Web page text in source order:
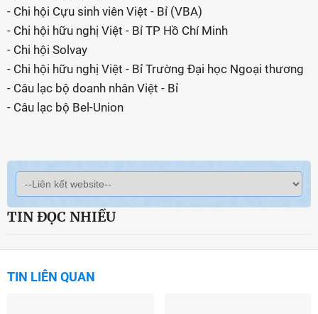
- Chi hội Cựu sinh viên Việt - Bỉ (VBA)
- Chi hội hữu nghị Việt - Bỉ TP Hồ Chí Minh
- Chi hội Solvay
- Chi hội hữu nghị Việt - Bỉ Trường Đại học Ngoại thương
- Câu lạc bộ doanh nhân Việt - Bỉ
- Câu lạc bộ Bel-Union
TIN ĐỌC NHIỀU
TIN LIÊN QUAN